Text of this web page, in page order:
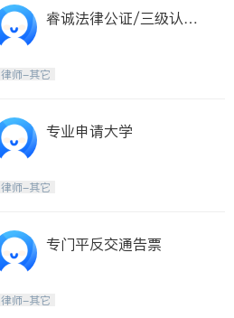
睿诚法律公证/三级认证/
书/
律师-其它
专业申请大学
律师-其它
专门平反交通告票
律师-其它